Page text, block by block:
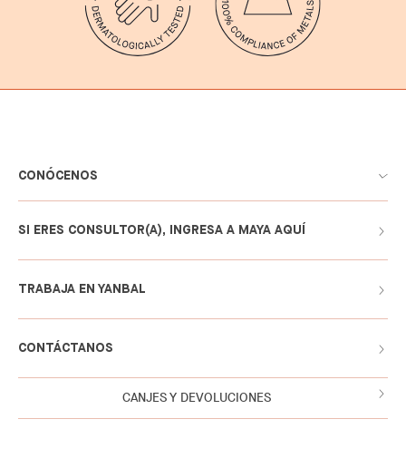
CONÓCENOS
SI ERES CONSULTOR(A), INGRESA A MAYA AQUÍ
TRABAJA EN YANBAL
CONTÁCTANOS
CANJES Y DEVOLUCIONES